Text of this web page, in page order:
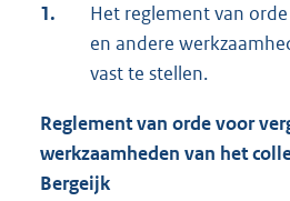
1.
Het reglement van
en andere
vast te stellen.
Reglement van orde voor
werkzaamheden van het
Bergeijk